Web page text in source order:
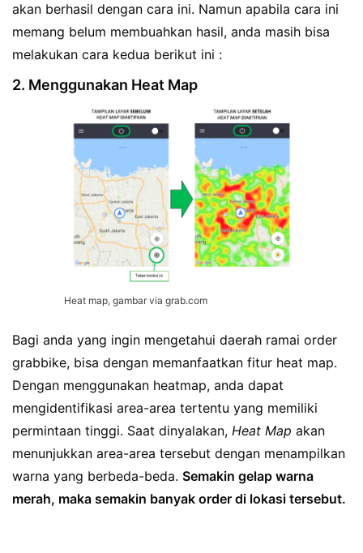
akan berhasil dengan cara ini. Namun apabila cara ini
memang belum membuahkan hasil, anda masih bisa
melakukan cara kedua berikut ini :
2. Menggunakan Heat Map
Heat map, gambar via grab.com
Bagi anda yang ingin mengetahui daerah ramai order
grabbike, bisa dengan memanfaatkan fitur heat map.
Dengan menggunakan heatmap, anda dapat
mengidentifikasi area-area tertentu yang memiliki
permintaan tinggi. Saat dinyalakan, Heat Map akan
menunjukkan area-area tersebut dengan menampilkan
warna yang berbeda-beda. Semakin gelap warna
merah, maka semakin banyak order di lokasi tersebut.